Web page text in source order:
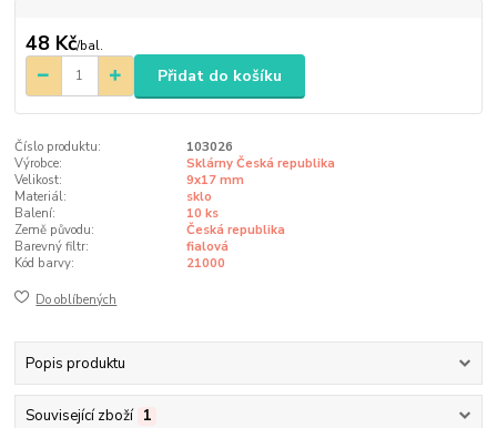
48 Kč/bal.
Přidat do košíku
Číslo produktu:
103026
Výrobce:
Sklárny Česká republika
Velikost:
9x17 mm
Materiál:
sklo
Balení:
10 ks
Země původu:
Česká republika
Barevný filtr:
fialová
Kód barvy:
21000
Do oblíbených
Popis produktu
Související zboží 1